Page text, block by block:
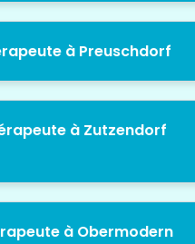
à Preuschdorf
à Zutzendorf
à Obermodern